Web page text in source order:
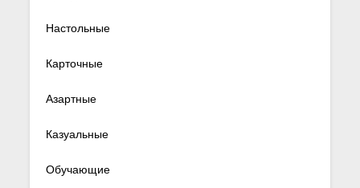
Настольные
Карточные
Азартные
Казуальные
Обучающие